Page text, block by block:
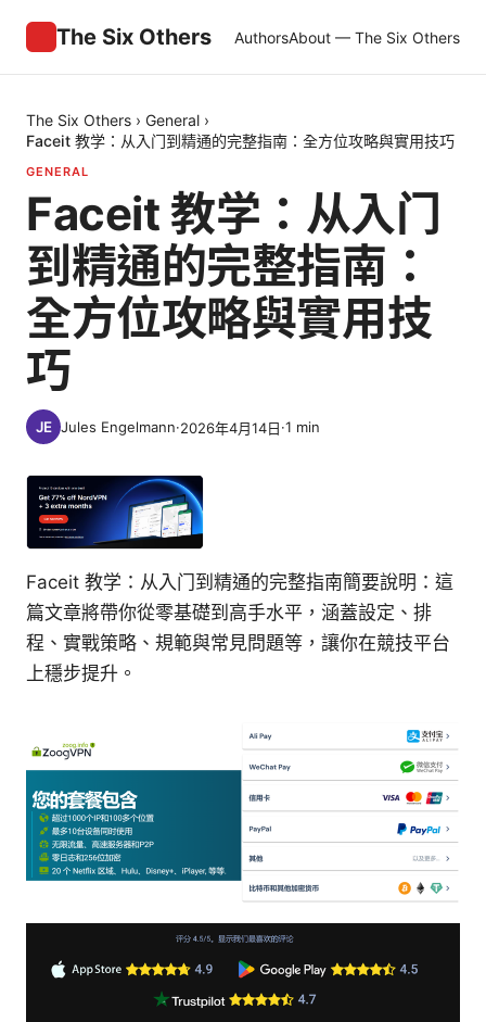
The Six Others AuthorsAbout — The Six Others
The Six Others › General ›
Faceit 教学：从入门到精通的完整指南：全方位攻略與實用技巧
GENERAL
Faceit 教学：从入门
到精通的完整指南：
全方位攻略與實用技
巧
Jules Engelmann·2026年4月14日·1 min
Faceit 教学：从入门到精通的完整指南簡要說明：這
篇文章將帶你從零基礎到高手水平，涵蓋設定、排
程、實戰策略、規範與常見問題等，讓你在競技平台
上穩步提升。